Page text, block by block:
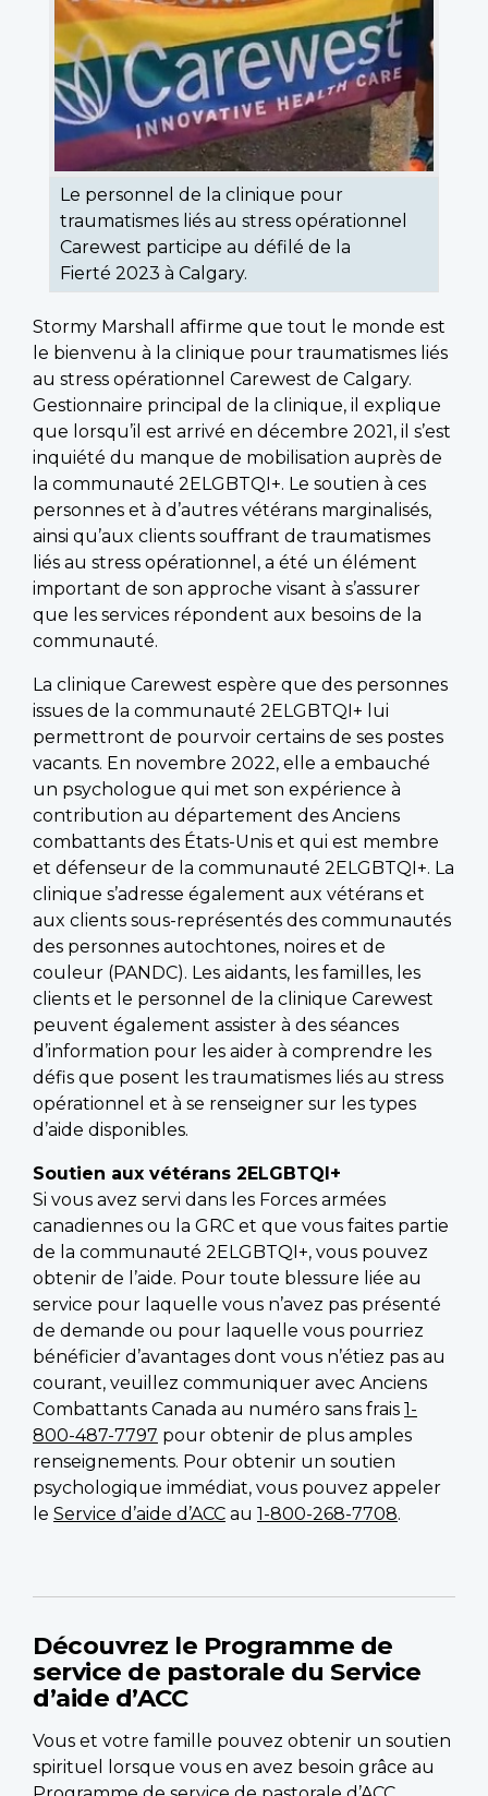
Le personnel de la clinique pour
traumatismes liés au stress opérationnel
Carewest participe au défilé de la
Fierté 2023 à Calgary.
Stormy Marshall affirme que tout le monde est
le bienvenu à la clinique pour traumatismes liés
au stress opérationnel Carewest de Calgary.
Gestionnaire principal de la clinique, il explique
que lorsqu’il est arrivé en décembre 2021, il s’est
inquiété du manque de mobilisation auprès de
la communauté 2ELGBTQI+. Le soutien à ces
personnes et à d’autres vétérans marginalisés,
ainsi qu’aux clients souffrant de traumatismes
liés au stress opérationnel, a été un élément
important de son approche visant à s’assurer
que les services répondent aux besoins de la
communauté.
La clinique Carewest espère que des personnes
issues de la communauté 2ELGBTQI+ lui
permettront de pourvoir certains de ses postes
vacants. En novembre 2022, elle a embauché
un psychologue qui met son expérience à
contribution au département des Anciens
combattants des États-Unis et qui est membre
et défenseur de la communauté 2ELGBTQI+. La
clinique s’adresse également aux vétérans et
aux clients sous-représentés des communautés
des personnes autochtones, noires et de
couleur (PANDC). Les aidants, les familles, les
clients et le personnel de la clinique Carewest
peuvent également assister à des séances
d’information pour les aider à comprendre les
défis que posent les traumatismes liés au stress
opérationnel et à se renseigner sur les types
d’aide disponibles.
Soutien aux vétérans 2ELGBTQI+
Si vous avez servi dans les Forces armées
canadiennes ou la GRC et que vous faites partie
de la communauté 2ELGBTQI+, vous pouvez
obtenir de l’aide. Pour toute blessure liée au
service pour laquelle vous n’avez pas présenté
de demande ou pour laquelle vous pourriez
bénéficier d’avantages dont vous n’étiez pas au
courant, veuillez communiquer avec Anciens
Combattants Canada au numéro sans frais 1-
800-487-7797 pour obtenir de plus amples
renseignements. Pour obtenir un soutien
psychologique immédiat, vous pouvez appeler
le Service d’aide d’ACC au 1-800-268-7708.
Découvrez le Programme de
service de pastorale du Service
d’aide d’ACC
Vous et votre famille pouvez obtenir un soutien
spirituel lorsque vous en avez besoin grâce au